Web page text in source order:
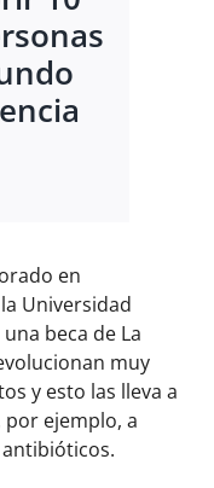
en
Universidad
beca de La
muy
y esto las lleva a
ejemplo, a